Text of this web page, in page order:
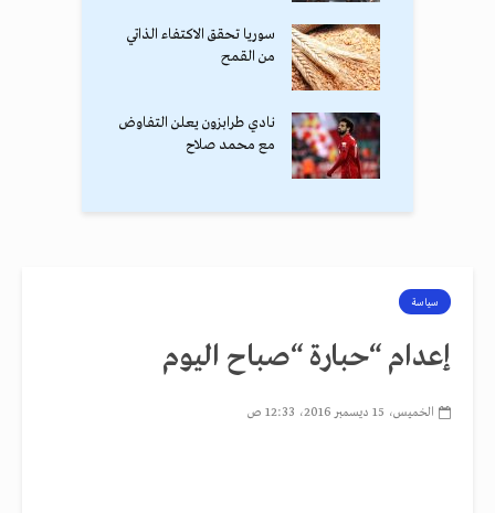
سوريا تحقق الاكتفاء الذاتي
من القمح
نادي طرابزون يعلن التفاوض
مع محمد صلاح
سياسة
إعدام “حبارة “صباح اليوم
الخميس، 15 ديسمبر 2016، 12:33 ص